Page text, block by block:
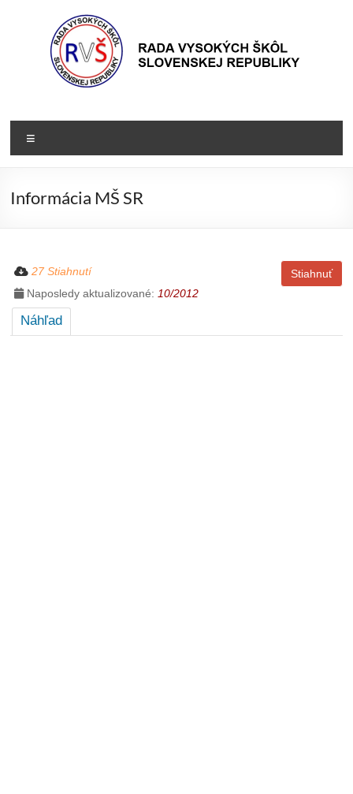
Rada
VŠ
škôl
Informácia MŠ SR
Stiahnuť
27 Stiahnutí
Naposledy aktualizované: 10/2012
Náhľad